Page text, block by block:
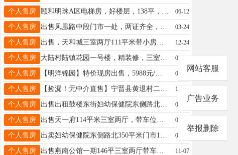
个人售房 颐和明珠A区电梯房，好楼层，138平，带小房，100万，电话15612903162 06-12
个人售房 出售凤凰路中段门市一处，两证齐全，价格面议！电话：19933898537 03-24
个人售房 出售，天和城三室两厅111平米带小房车位，首付15万即可，简装修，详询 18331937670 12-24
个人售房 大陆村陆镇花园一号楼，精装修，三室两厅两卫，家具家电齐全，带车库，诚心出售，非诚勿扰 04-27
个人售房 【明洋锦园】特价现房出售，5988元/㎡，赠送小房免费使用车位。即买即交付即装修.清盘特惠中15231939183 06-17
个人售房 【捡漏！无中介直售】宁晋县黄退村二层楼带配房四合院，紧邻县城，宽敞明亮，安静舒适，交通方便超实用，价格便宜，随时可看房！有意者联系18518228768.非诚勿扰，谢谢 11-25
个人售房 出售出租鼓楼东街妇幼保健院东侧路北商铺位置优越面积350平米证件齐全水电齐备满五唯一联系电话13833929368 06-15
个人售房 出售天一府114平米三室两厅，带车位小房，最好楼层，新装修，全款99万，首付15万即可电话17732988874 06-24
个人售房 出卖妇幼保健院东侧路北350平米门市13833926368 01-26
个人售房 出售燕南公馆一期146平三室两厅带车位。☎️13831934800 11-07
网站客服
广告业务
举报删除